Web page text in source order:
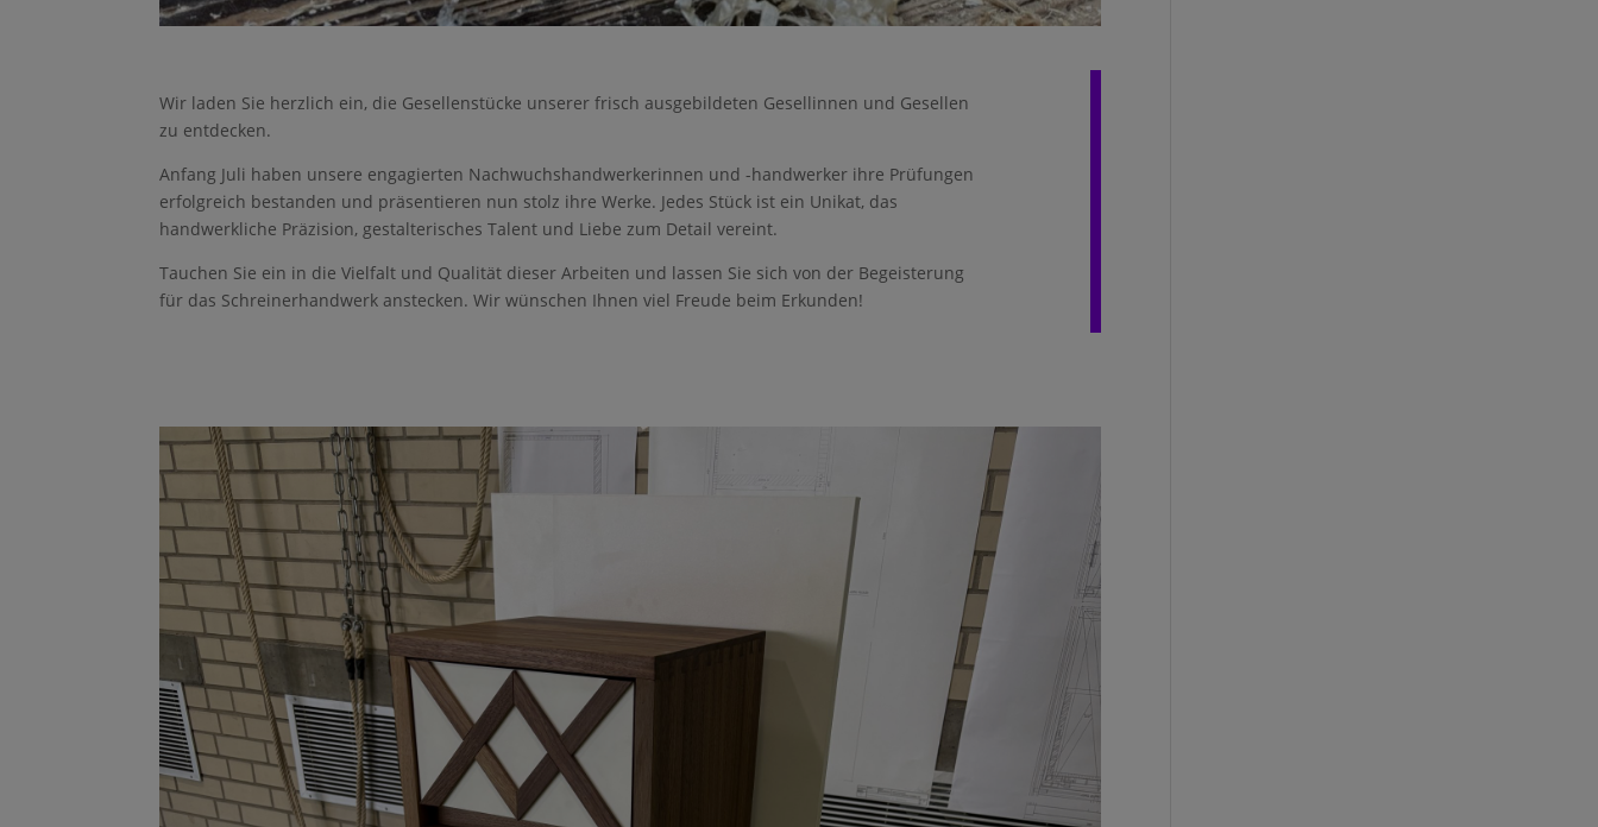
Wir laden Sie herzlich ein, die Gesellenstücke unserer frisch ausgebildeten Gesellinnen und Gesellen
zu entdecken.
Anfang Juli haben unsere engagierten Nachwuchshandwerkerinnen und -handwerker ihre Prüfungen
erfolgreich bestanden und präsentieren nun stolz ihre Werke. Jedes Stück ist ein Unikat, das
handwerkliche Präzision, gestalterisches Talent und Liebe zum Detail vereint.
Tauchen Sie ein in die Vielfalt und Qualität dieser Arbeiten und lassen Sie sich von der Begeisterung
für das Schreinerhandwerk anstecken. Wir wünschen Ihnen viel Freude beim Erkunden!